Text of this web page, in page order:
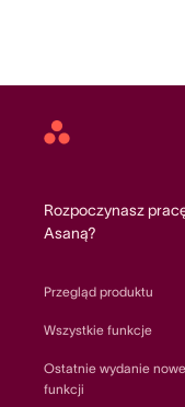
Asana
Rozpoczynasz
Asaną?
Przegląd produktu
Wszystkie funkcje
Ostatnie wydanie
funkcji